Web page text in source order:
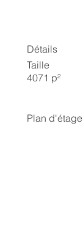
Détails
4071 p²
Taille
Plan d'étage